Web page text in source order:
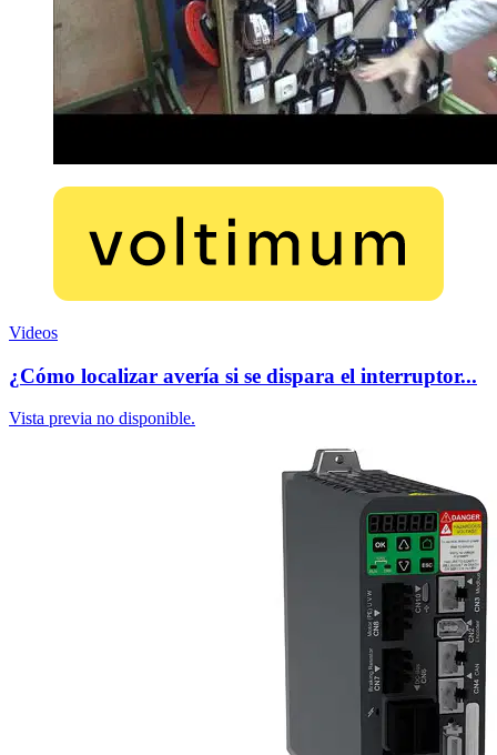
Videos
¿Cómo localizar avería si se dispara el interruptor...
Vista previa no disponible.